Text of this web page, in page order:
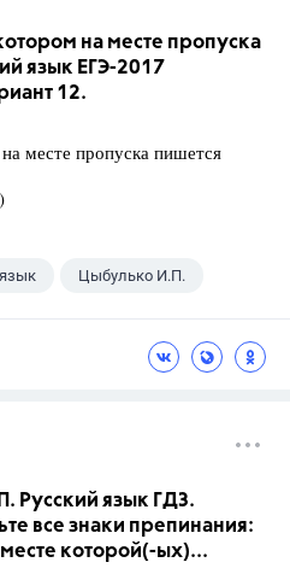
на месте пропуска
язык ЕГЭ-2017
12.
месте пропуска пишется
)
Цыбулько И.П.
Русский язык ГДЗ.
все знаки препинания:
которой(-ых)...